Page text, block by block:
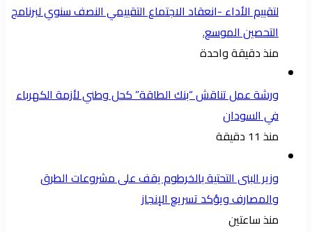
لتقييم الأداء -انعقاد الاجتماع التقييمي النصف سنوي لبرنامج
التحصين الموسع.
منذ دقيقة واحدة
ورشة عمل تناقش “بنك الطاقة” كحل وطني لأزمة الكهرباء
في السودان
منذ 11 دقيقة
وزير البنى التحتية بالخرطوم يقف على مشروعات الطرق
والمصارف ويؤكد تسريع الإنجاز
منذ ساعتين